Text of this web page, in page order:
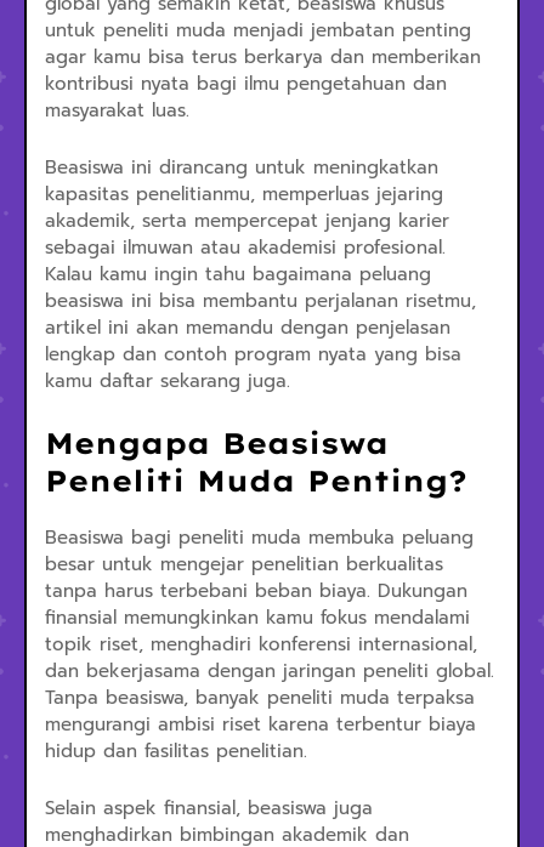
untuk peneliti muda menjadi jembatan penting
agar kamu bisa terus berkarya dan memberikan
kontribusi nyata bagi ilmu pengetahuan dan
masyarakat luas.
Beasiswa ini dirancang untuk meningkatkan
kapasitas penelitianmu, memperluas jejaring
akademik, serta mempercepat jenjang karier
sebagai ilmuwan atau akademisi profesional.
Kalau kamu ingin tahu bagaimana peluang
beasiswa ini bisa membantu perjalanan risetmu,
artikel ini akan memandu dengan penjelasan
lengkap dan contoh program nyata yang bisa
kamu daftar sekarang juga.
Mengapa Beasiswa
Peneliti Muda Penting?
Beasiswa bagi peneliti muda membuka peluang
besar untuk mengejar penelitian berkualitas
tanpa harus terbebani beban biaya. Dukungan
finansial memungkinkan kamu fokus mendalami
topik riset, menghadiri konferensi internasional,
dan bekerjasama dengan jaringan peneliti global.
Tanpa beasiswa, banyak peneliti muda terpaksa
mengurangi ambisi riset karena terbentur biaya
hidup dan fasilitas penelitian.
Selain aspek finansial, beasiswa juga
menghadirkan bimbingan akademik dan